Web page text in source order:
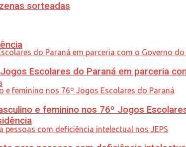
sorteadas
Escolares do Paraná em parceria
e feminino nos 76º Jogos